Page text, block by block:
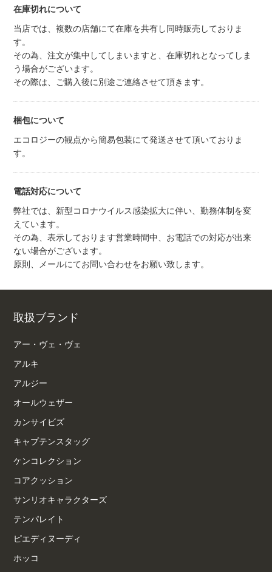
在庫切れについて
当店では、複数の店舗にて在庫を共有し同時販売しておりま
す。
その為、注文が集中してしまいますと、在庫切れとなってしま
う場合がございます。
その際は、ご購入後に別途ご連絡させて頂きます。
梱包について
エコロジーの観点から簡易包装にて発送させて頂いておりま
す。
電話対応について
弊社では、新型コロナウイルス感染拡大に伴い、勤務体制を変
えています。
その為、表示しております営業時間中、お電話での対応が出来
ない場合がございます。
原則、メールにてお問い合わせをお願い致します。
取扱ブランド
アー・ヴェ・ヴェ
アルキ
アルジー
オールウェザー
カンサイビズ
キャプテンスタッグ
ケンコレクション
コアクッション
サンリオキャラクターズ
テンパレイト
ピエディヌーディ
ホッコ